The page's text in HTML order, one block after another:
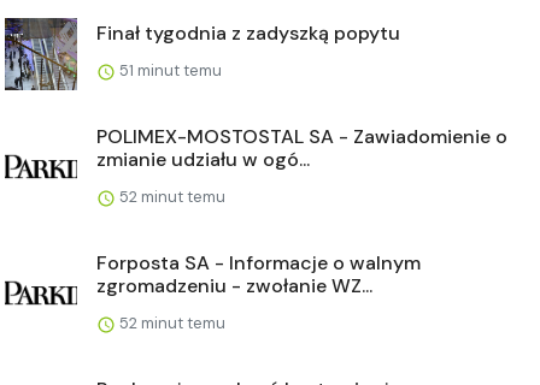
Finał tygodnia z zadyszką popytu
51 minut temu
POLIMEX-MOSTOSTAL SA - Zawiadomienie o
zmianie udziału w ogó...
52 minut temu
Forposta SA - Informacje o walnym
zgromadzeniu - zwołanie WZ...
52 minut temu